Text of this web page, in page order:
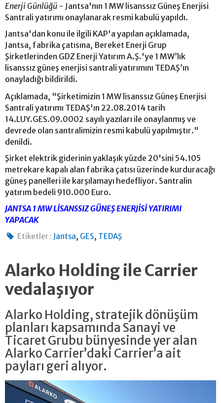
Enerji Günlüğü - Jantsa'nın 1 MW lisanssız Güneş Enerjisi
Santrali yatırımı onaylanarak resmi kabulü yapıldı.
Jantsa'dan konu ile ilgili KAP'a yapılan açıklamada,
Jantsa, fabrika çatısına, Bereket Enerji Grup
Şirketlerinden GDZ Enerji Yatırım A.Ş.'ye 1 MW’lık
lisanssız güneş enerjisi santrali yatırımını TEDAŞ’ın
onayladığı bildirildi.
Açıklamada, "Şirketimizin 1 MW lisanssız Güneş Enerjisi
Santrali yatırımı TEDAŞ'ın 22.08.2014 tarih
14.LUY.GES.09.0002 sayılı yazıları ile onaylanmış ve
devrede olan santralimizin resmi kabulü yapılmıştır."
denildi.
Şirket elektrik giderinin yaklaşık yüzde 20'sini 54.105
metrekare kapalı alan fabrika çatısı üzerinde kurduracağı
güneş panelleri ile karşılamayı hedefliyor. Santralin
yatırım bedeli 910.000 Euro.
JANTSA 1 MW LİSANSSIZ GÜNEŞ ENERJİSİ YATIRIMI
YAPACAK
Etiketler : Jantsa, GES, TEDAŞ
Alarko Holding ile Carrier
vedalaşıyor
Alarko Holding, stratejik dönüşüm
planları kapsamında Sanayi ve
Ticaret Grubu bünyesinde yer alan
Alarko Carrier’daki Carrier’a ait
payları geri alıyor.